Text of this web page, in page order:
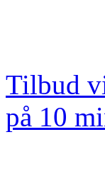
Tilbud
på 10